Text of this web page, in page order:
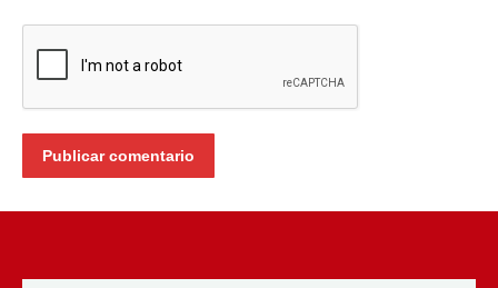
Publicar comentario